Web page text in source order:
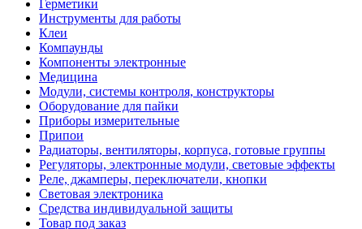
Герметики
Инструменты для работы
Клеи
Компаунды
Компоненты электронные
Медицина
Модули, системы контроля, конструкторы
Оборудование для пайки
Приборы измерительные
Припои
Радиаторы, вентиляторы, корпуса, готовые группы
Регуляторы, электронные модули, световые эффекты
Реле, джамперы, переключатели, кнопки
Световая электроника
Средства индивидуальной защиты
Товар под заказ